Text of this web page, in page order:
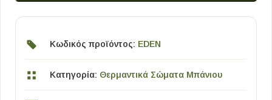
Κωδικός προϊόντος: EDEN
Κατηγορία: Θερμαντικά Σώματα Μπάνιου